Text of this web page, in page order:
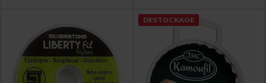
DESTOCKAGE